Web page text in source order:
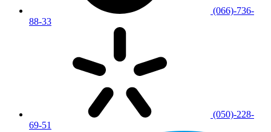
(066)-736-
88-33
(050)-228-
69-51